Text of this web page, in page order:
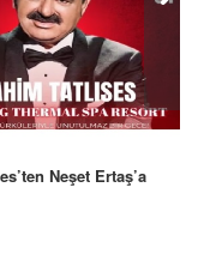
Neşet Ertaş’a